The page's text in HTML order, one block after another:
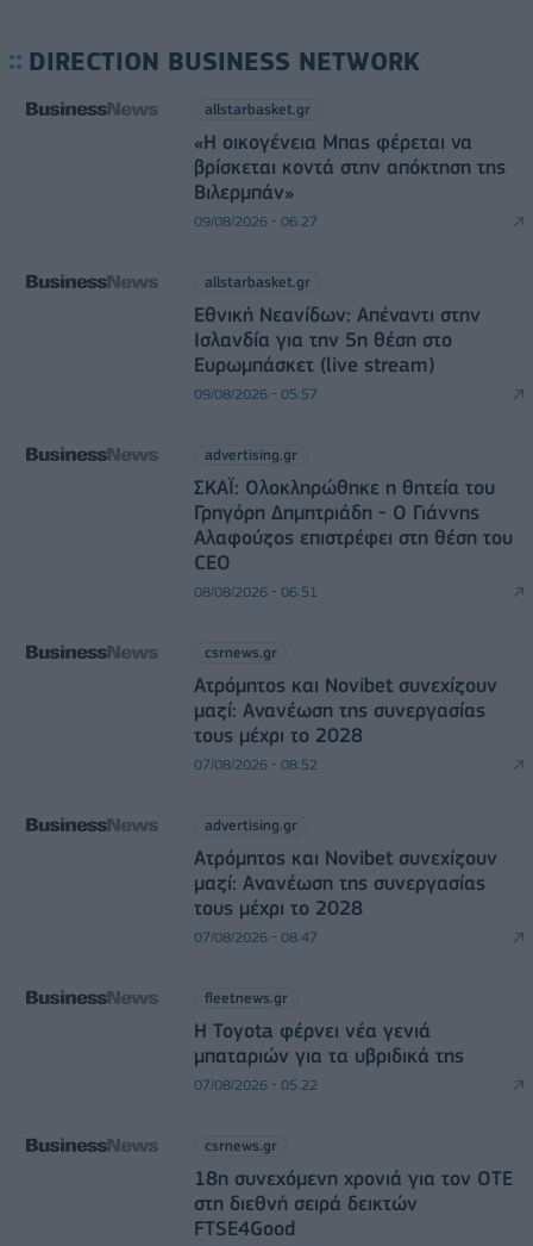
DIRECTION BUSINESS NETWORK
allstarbasket.gr
«Η οικογένεια Μπας φέρεται να
βρίσκεται κοντά στην απόκτηση της
Βιλερμπάν»
09/08/2026 - 06:27
allstarbasket.gr
Εθνική Νεανίδων: Απέναντι στην
Ισλανδία για την 5η θέση στο
Ευρωμπάσκετ (live stream)
09/08/2026 - 05:57
advertising.gr
ΣΚΑΪ: Ολοκληρώθηκε η θητεία του
Γρηγόρη Δημητριάδη - Ο Γιάννης
Αλαφούζος επιστρέφει στη θέση του
CEO
08/08/2026 - 06:51
csrnews.gr
Ατρόμητος και Novibet συνεχίζουν
μαζί: Ανανέωση της συνεργασίας
τους μέχρι το 2028
07/08/2026 - 08:52
advertising.gr
Ατρόμητος και Novibet συνεχίζουν
μαζί: Ανανέωση της συνεργασίας
τους μέχρι το 2028
07/08/2026 - 08:47
fleetnews.gr
Η Toyota φέρνει νέα γενιά
μπαταριών για τα υβριδικά της
07/08/2026 - 05:22
csrnews.gr
18η συνεχόμενη χρονιά για τον ΟΤΕ
στη διεθνή σειρά δεικτών
FTSE4Good